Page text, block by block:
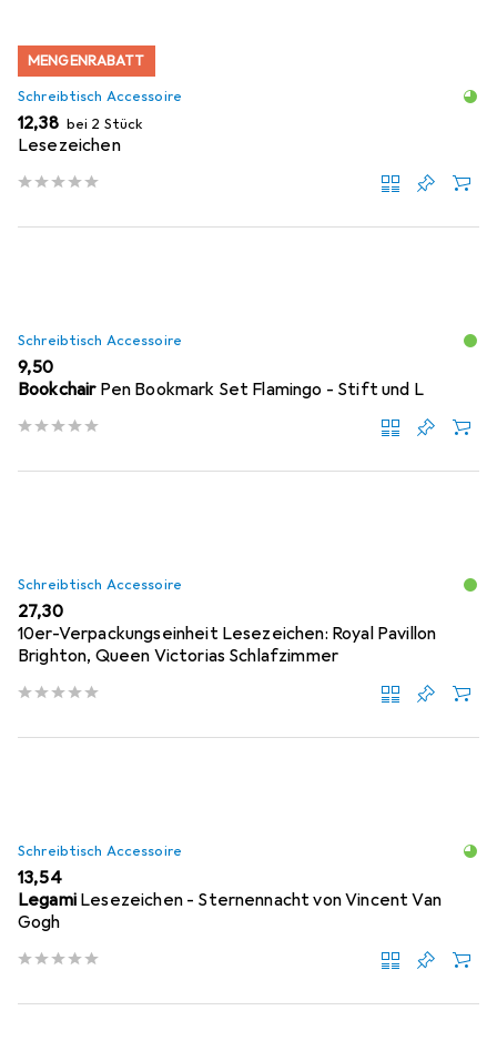
MENGENRABATT
Schreibtisch Accessoire
EUR
12,38 bei 2 Stück
Lesezeichen
Schreibtisch Accessoire
EUR
9,50
Bookchair Pen Bookmark Set Flamingo - Stift und L
Schreibtisch Accessoire
EUR
27,30
10er-Verpackungseinheit Lesezeichen: Royal Pavillon
Brighton, Queen Victorias Schlafzimmer
Schreibtisch Accessoire
EUR
13,54
Legami Lesezeichen - Sternennacht von Vincent Van
Gogh